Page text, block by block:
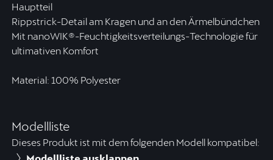
Hauptteil
Rippstrick-Detail am Kragen und an den Ärmelbündchen
Mit nanoWIK®-Feuchtigkeitsverteilungs-Technologie für
ultimativen Komfort
Material: 100% Polyester
Modellliste
Dieses Produkt ist mit dem folgenden Modell kompatibel: